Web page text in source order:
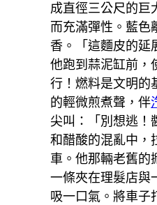
成直徑三公尺的巨
而充滿彈性。藍色
香。「這麵皮的延
他跑到蒜泥缸前，
行！燃料是文明的
的輕微煎煮聲，伴
尖叫：「別想逃！
和醋酸的混亂中，
車。他那輛老舊的
一條夾在理髮店與
吸一口氣。將車子